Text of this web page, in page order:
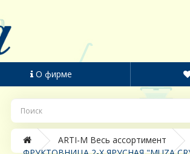
О фирме
ARTI-M Весь ассортимент